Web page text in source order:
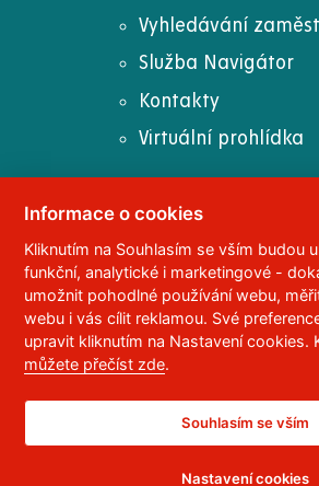
Vyhledávání
Služba Navigátor
Kontakty
Virtuální prohlídka
© 2023 Univerzita Pardubice,
532 10 Pardubice 2
Telefon: 466 036 111, 466 036
Správce webu ,RSS
Prohlášení o přístupnosti
Informace o cookies
Kliknutím na Souhlasím se vším budou
funkční, analytické i marketingové -
umožnit pohodlné používání webu,
webu i vás cílit reklamou. Své
upravit kliknutím na Nastavení cookies.
můžete přečíst zde.
Souhlasím se vším
Nastavení cookies